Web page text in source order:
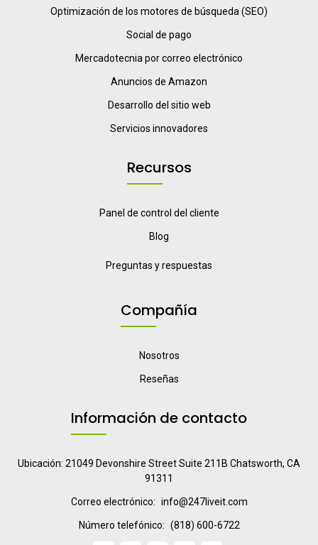
Optimización de los motores de búsqueda (SEO)
Social de pago
Mercadotecnia por correo electrónico
Anuncios de Amazon
Desarrollo del sitio web
Servicios innovadores
Recursos
Panel de control del cliente
Blog
Preguntas y respuestas
Compañía
Nosotros
Reseñas
Información de contacto
Ubicación: 21049 Devonshire Street Suite 211B Chatsworth, CA
91311
Correo electrónico: info@247liveit.com
Número telefónico: (818) 600-6722